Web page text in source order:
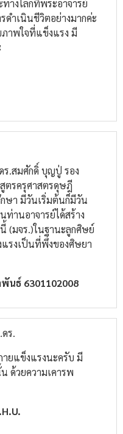
างโลกที่พระอาจารย์
ดำเนินชีวิตอย่างมากค่ะ
าพใจที่แข็งแรง มี
ร.สมศักดิ์​ บุญ​ปู่​ รอง
ตร​ครุศาสตร​ดุษฎี​
ษา​ มีวันเริ่มต้นก็มีวัน
านอาจารย์​ได้สร้าง
(มจร.)​ในฐานะ​ลูกศิษย์​
รง​เป็นที่พึ่งของศิษยา
นธ์​ 6301102008​
ร.
ย​แข็งแรง​นะ​ครับ​ มี
ด้วยความ​เคารพ